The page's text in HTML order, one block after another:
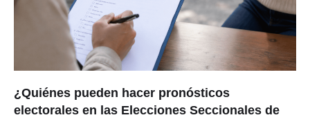
¿Quiénes pueden hacer pronósticos
electorales en las Elecciones Seccionales de
noviembre?